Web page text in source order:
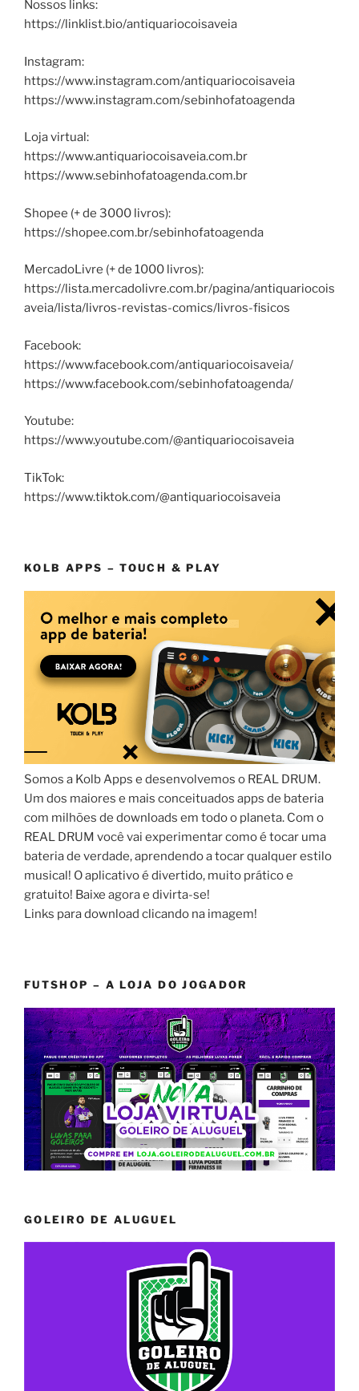
Nossos links:
https://linklist.bio/antiquariocoisaveia
Instagram:
https://www.instagram.com/antiquariocoisaveia
https://www.instagram.com/sebinhofatoagenda
Loja virtual:
https://www.antiquariocoisaveia.com.br
https://www.sebinhofatoagenda.com.br
Shopee (+ de 3000 livros):
https://shopee.com.br/sebinhofatoagenda
MercadoLivre (+ de 1000 livros):
https://lista.mercadolivre.com.br/pagina/antiquariocois
aveia/lista/livros-revistas-comics/livros-fisicos
Facebook:
https://www.facebook.com/antiquariocoisaveia/
https://www.facebook.com/sebinhofatoagenda/
Youtube:
https://www.youtube.com/@antiquariocoisaveia
TikTok:
https://www.tiktok.com/@antiquariocoisaveia
KOLB APPS – TOUCH & PLAY
Somos a Kolb Apps e desenvolvemos o REAL DRUM.
Um dos maiores e mais conceituados apps de bateria
com milhões de downloads em todo o planeta. Com o
REAL DRUM você vai experimentar como é tocar uma
bateria de verdade, aprendendo a tocar qualquer estilo
musical! O aplicativo é divertido, muito prático e
gratuito! Baixe agora e divirta-se!
Links para download clicando na imagem!
FUTSHOP – A LOJA DO JOGADOR
GOLEIRO DE ALUGUEL